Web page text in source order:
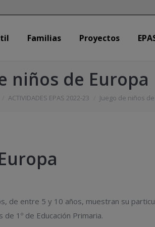
Familias Proyectos
niños de Europa
ACTIVIDADES EPAS 2022-23 Juego de niños
de entre 5 y 10 años, muestran su
1º de Educación Primaria.
Familias Proyectos